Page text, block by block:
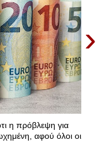
›
η πρόβλεψη για
αφού όλοι οι